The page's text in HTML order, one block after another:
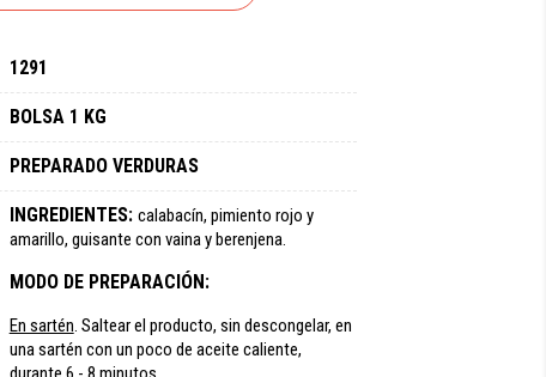
1291
BOLSA 1 KG
PREPARADO VERDURAS
INGREDIENTES: calabacín, pimiento rojo y
amarillo, guisante con vaina y berenjena.
MODO DE PREPARACIÓN:
En sartén. Saltear el producto, sin descongelar, en
una sartén con un poco de aceite caliente,